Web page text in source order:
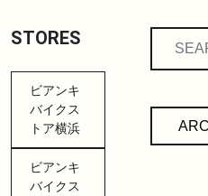
STORES
ビアンキ
バイクス
トア横浜
ビアンキ
バイクス